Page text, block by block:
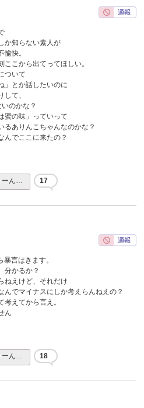
か知らない素人が
快。
こから出てってほしい。
ついて
」とか話したいのに
て、
のかな？
蜜の味」っていって
るありんこちゃんなのかな？
んでここに来たの？
ーん… 17
言はきます。
分かるか？
ねえけど、それだけ
んでマイナスにしか考えらんねえの？
考えてから言え。
ん
ーん… 18